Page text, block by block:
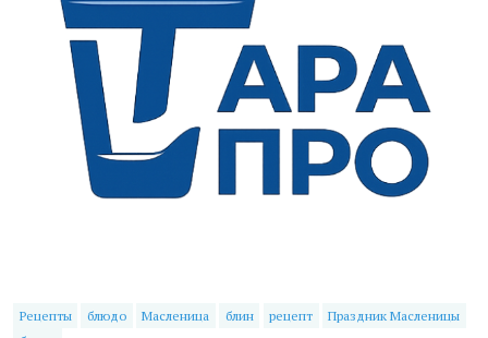
Рецепты блюдо Масленица блин рецепт
Праздник Масленицы